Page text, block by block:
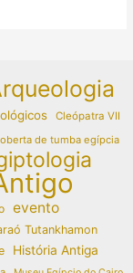
Cleópatra VII
de tumba egípcia
evento
Tutankhamon
História Antiga